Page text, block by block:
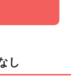
し